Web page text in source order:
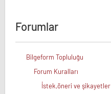
Forumlar
Bilgeform Topluluğu
Forum Kuralları
İstek,öneri ve şikayetler